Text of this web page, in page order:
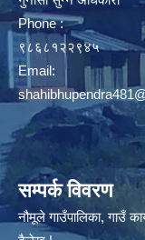
Phone :
९८६८१२२९४५
Email:
सम्पर्क विवरण
नौमूले गाउँपालिका, गाउँ